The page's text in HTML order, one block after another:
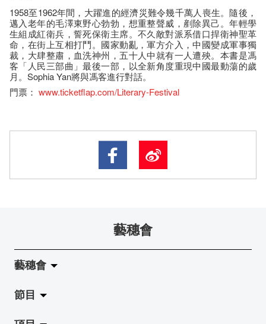
1958至1962年間，大躍進的經濟災難令幾千萬人喪生。隨後，
邁入老年的毛澤東野心勃勃，想重整聲威，剷除異己。年輕學
生組成紅衛兵，誓死保衛主席。不久敵對派系借口捍衛神聖革
命，在街上互相打鬥。國家動亂，軍方介入，中國變成軍事獨
裁，大肆整肅，血洗神州，五十人中就有一人遭殃。本書是馮
客「人民三部曲」最後一部，以全新角度重現中國最動蕩的歲
月。Sophia Yan將與馮客進行對話。
門票： www.ticketflap.com/Literary-Festival
藝穗會
藝穗會
關於藝穗會
節目